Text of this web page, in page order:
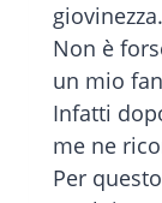
giovinezza.
Non è
un mio
Infatti
me ne
Per